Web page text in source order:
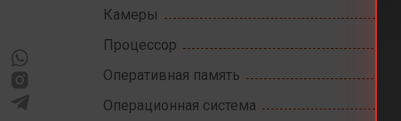
Камеры
Процессор
Оперативная память
Операционная система